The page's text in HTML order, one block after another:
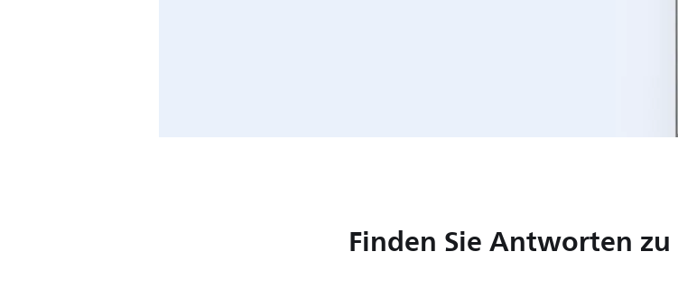
Finden Sie Antworten